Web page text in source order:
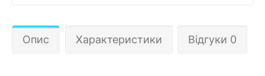
Опис Характеристики Відгуки 0